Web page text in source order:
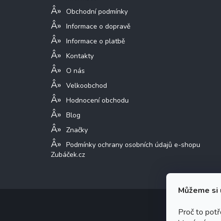
Můžeme
Proč to
Obchodní podmínky
Informace o dopravě
Informace o platbě
Kontakty
O nás
Velkoobchod
Hodnocení obchodu
Blog
Značky
Podmínky ochrany osobních údajů e-shopu
Zubáček.cz